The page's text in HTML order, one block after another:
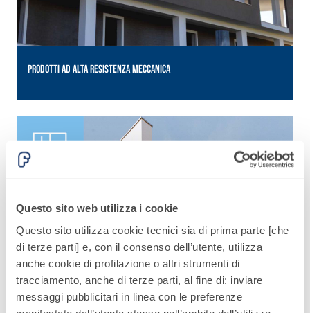
Questo sito web utilizza i cookie
Questo sito utilizza cookie tecnici sia di prima parte [che
di terze parti] e, con il consenso dell’utente, utilizza
anche cookie di profilazione o altri strumenti di
tracciamento, anche di terze parti, al fine di: inviare
messaggi pubblicitari in linea con le preferenze
PRODOTTI AD ALTA RESISTENZA MECCANICA